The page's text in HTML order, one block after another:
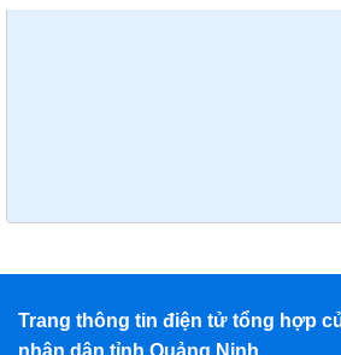
Trang thông tin điện tử tổng hợp
nhân dân tỉnh Quảng Ninh